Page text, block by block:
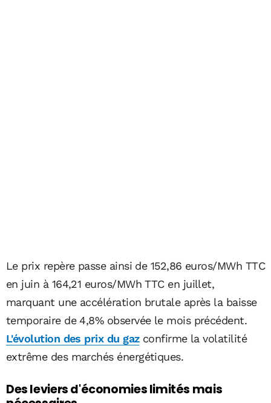
Le prix repère passe ainsi de 152,86 euros/MWh TTC
en juin à 164,21 euros/MWh TTC en juillet,
marquant une accélération brutale après la baisse
temporaire de 4,8% observée le mois précédent.
L'évolution des prix du gazconfirme la volatilité
extrême des marchés énergétiques.
Des leviers d'économies limités mais